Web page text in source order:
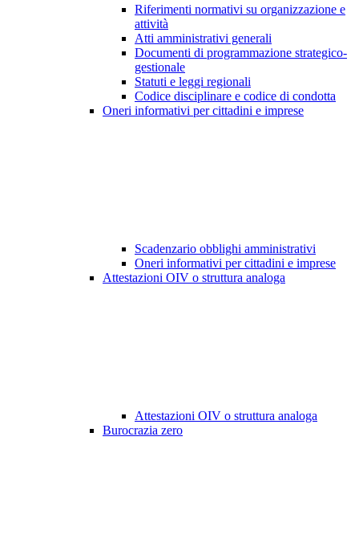
Riferimenti normativi su organizzazione e
attività
Atti amministrativi generali
Documenti di programmazione strategico-
gestionale
Statuti e leggi regionali
Codice disciplinare e codice di condotta
Oneri informativi per cittadini e imprese
Scadenzario obblighi amministrativi
Oneri informativi per cittadini e imprese
Attestazioni OIV o struttura analoga
Attestazioni OIV o struttura analoga
Burocrazia zero